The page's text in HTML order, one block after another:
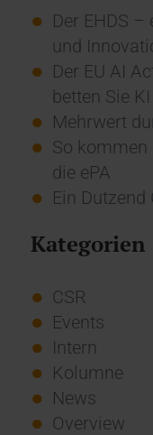
Der EHDS
und
Der EU AI
betten Sie
Mehrwert
So
die ePA
Ein Dutzend
Kategorien
CSR
Events
Intern
Kolumne
News
Overview